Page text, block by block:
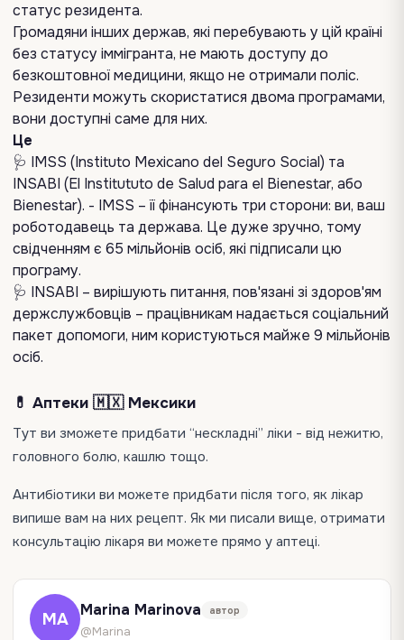
статус резидента.
Громадяни інших держав, які перебувають у цій країні
без статусу іммігранта, не мають доступу до
безкоштовної медицини, якщо не отримали поліс.
Резиденти можуть скористатися двома програмами,
вони доступні саме для них.
Це
🩺 IMSS (Instituto Mexicano del Seguro Social) та
INSABI (El Institututo de Salud para el Bienestar, або
Bienestar). - IMSS – її фінансують три сторони: ви, ваш
роботодавець та держава. Це дуже зручно, тому
свідченням є 65 мільйонів осіб, які підписали цю
програму.
🩺 INSABI – вирішують питання, пов'язані зі здоров'ям
держслужбовців – працівникам надається соціальний
пакет допомоги, ним користуються майже 9 мільйонів
осіб.
💊 Аптеки 🇲🇽 Мексики
Тут ви зможете придбати “нескладні” ліки - від нежитю,
головного болю, кашлю тощо.
Антибіотики ви можете придбати після того, як лікар
випише вам на них рецепт. Як ми писали вище, отримати
консультацію лікаря ви можете прямо у аптеці.
MA Marina Marinova автор
@Marina